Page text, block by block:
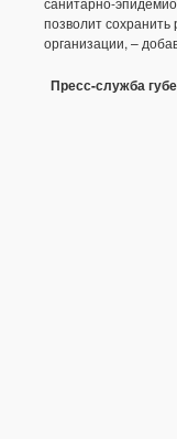
позволит сохранить
организации, –
Пресс-служба